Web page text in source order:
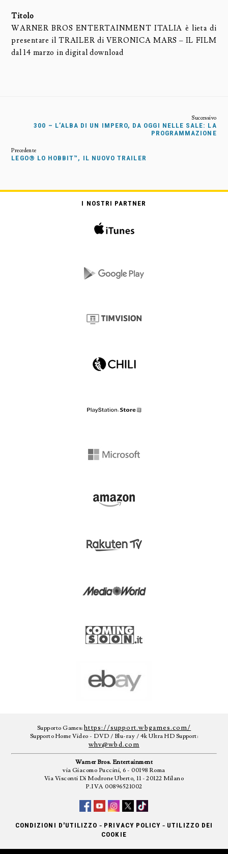
Titolo
WARNER BROS ENTERTAINMENT ITALIA è lieta di
presentare il TRAILER di VERONICA MARS – IL FILM
dal 14 marzo in digital download
300 – L’ALBA DI UN IMPERO, DA OGGI NELLE SALE: LA
PROGRAMMAZIONE
LEGO® LO HOBBIT™, IL NUOVO TRAILER
I NOSTRI PARTNER
Supporto Games:https://support.wbgames.com/
Supporto Home Video - DVD / Blu-ray / 4k Ultra HD Support:
whv@wbd.com
Warner Bros. Entertainment
via Giacomo Puccini, 6 - 00198 Roma
Via Visconti Di Modrone Uberto, 11 - 20122 Milano
P.IVA 00896521002
CONDIZIONI D'UTILIZZO - PRIVACY POLICY - UTILIZZO DEI
COOKIE